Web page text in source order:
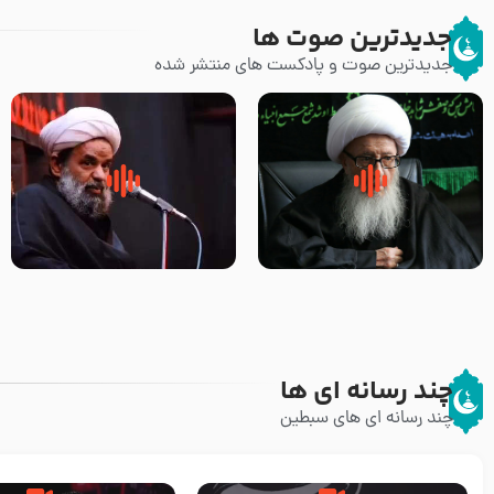
جدیدترین صوت ها
جدیدترین صوت و پادکست های منتشر شده
زوّار اربعین امام حسین (علیه
السلام) با این اشتیاق به زیارت
روضه جانسوز پاره های جگر امام
حسن مجتبی علیه السلام-حجت
چند رسانه ای ها
چند رسانه ای های سبطین